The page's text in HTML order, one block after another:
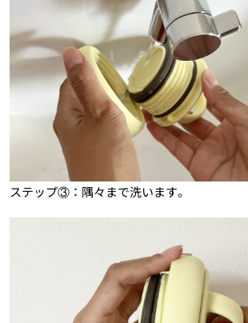
ステップ③：隅々まで洗います。